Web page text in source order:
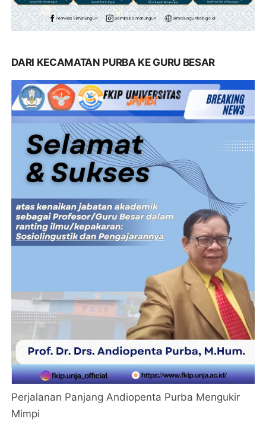
DARI KECAMATAN PURBA KE GURU BESAR
Perjalanan Panjang Andiopenta Purba Mengukir
Mimpi